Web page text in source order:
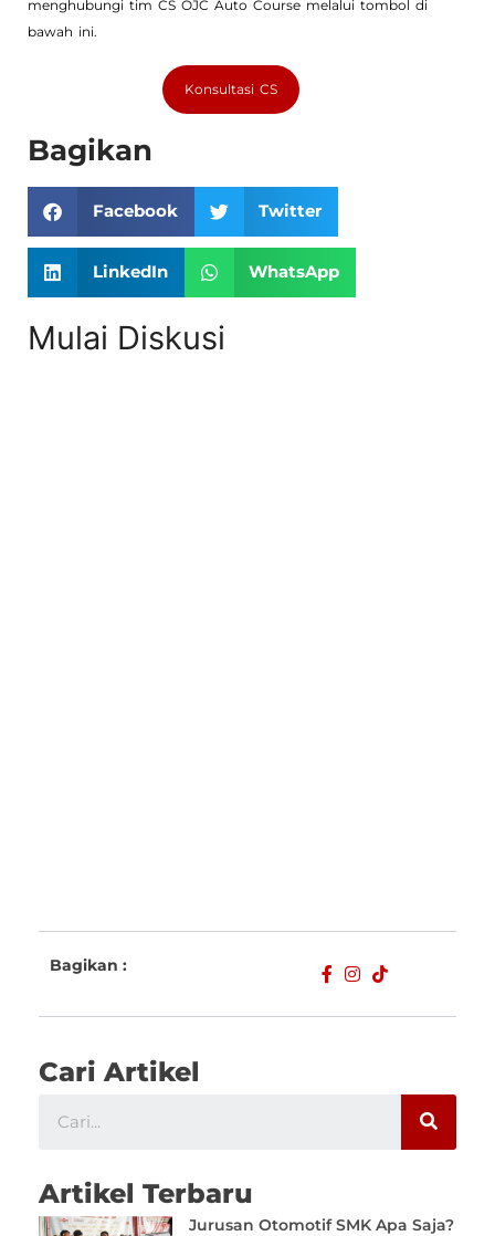
menghubungi tim CS OJC Auto Course melalui tombol di
bawah ini.
Konsultasi CS
Bagikan
Facebook Twitter
LinkedIn WhatsApp
Mulai Diskusi
Bagikan :
Cari Artikel
Artikel Terbaru
Jurusan Otomotif SMK Apa Saja?